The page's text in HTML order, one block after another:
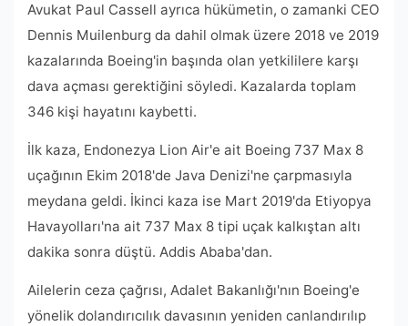
Avukat Paul Cassell ayrıca hükümetin, o zamanki CEO
Dennis Muilenburg da dahil olmak üzere 2018 ve 2019
kazalarında Boeing'in başında olan yetkililere karşı
dava açması gerektiğini söyledi. Kazalarda toplam
346 kişi hayatını kaybetti.
İlk kaza, Endonezya Lion Air'e ait Boeing 737 Max 8
uçağının Ekim 2018'de Java Denizi'ne çarpmasıyla
meydana geldi. İkinci kaza ise Mart 2019'da Etiyopya
Havayolları'na ait 737 Max 8 tipi uçak kalkıştan altı
dakika sonra düştü. Addis Ababa'dan.
Ailelerin ceza çağrısı, Adalet Bakanlığı'nın Boeing'e
yönelik dolandırıcılık davasının yeniden canlandırılıp